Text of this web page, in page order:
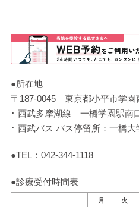
●所在地
〒187-0045東京都小平市学園
･ 西武多摩湖線 一橋学園駅南
･ 西武バス バス停留所：一橋大
●TEL： 042-344-1118
●診療受付時間表
月 火